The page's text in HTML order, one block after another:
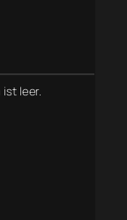
ist leer.